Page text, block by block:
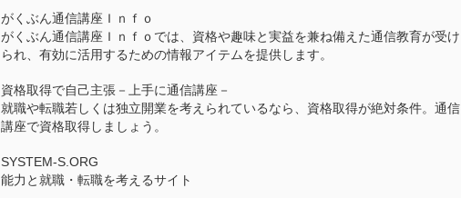
がくぶん通信講座Ｉｎｆｏ
がくぶん通信講座Ｉｎｆｏでは、資格や趣味と実益を兼ね備えた通信教育が受け
られ、有効に活用するための情報アイテムを提供します。
資格取得で自己主張－上手に通信講座－
就職や転職若しくは独立開業を考えられているなら、資格取得が絶対条件。通信
講座で資格取得しましょう。
SYSTEM-S.ORG
能力と就職・転職を考えるサイト